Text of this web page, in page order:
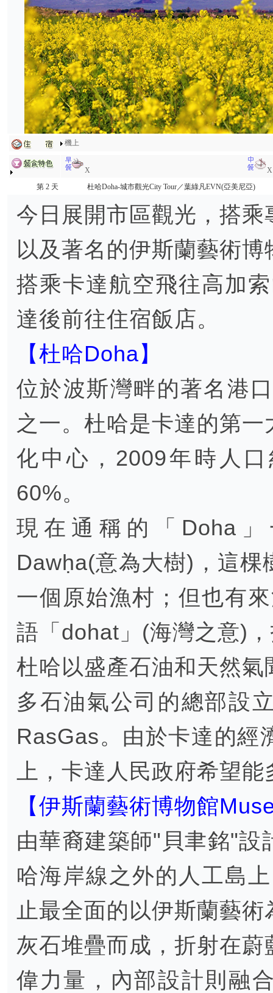
機上
X
X
第 2 天
杜哈Doha-城市觀光City Tour／葉綠凡EVN(亞美尼亞)
今日展開市區觀光，搭
以及著名的伊斯蘭藝術
搭乘卡達航空飛往高加
達後前往住宿飯店。
【杜哈Doha】
位於波斯灣畔的著名港
之一。杜哈是卡達的第
化中心，2009年時人
60%。
現在通稱的「Doha
Dawḥa(意為大樹)，這
一個原始漁村；但也有
語「dohat」(海灣之意)
杜哈以盛產石油和天然
多石油氣公司的總部設
RasGas。由於卡達的經
上，卡達人民政府希望
【伊斯蘭藝術博物館
由華裔建築師"貝聿銘"設
哈海岸線之外的人工島
止最全面的以伊斯蘭藝
灰石堆疊而成，折射在
偉力量，內部設計則融